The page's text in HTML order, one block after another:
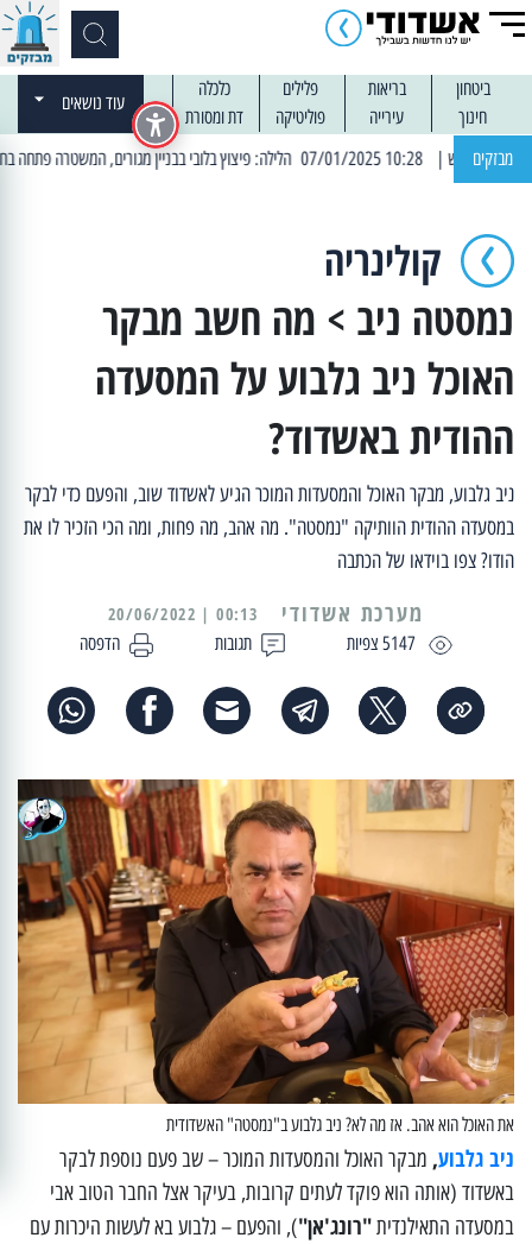
ביטחון בריאות פלילים
כלכלה
חינוך
עירייה פוליטיקה דת ומסורת
עוד נושאים
מבזקים
| 10:28 07/01/2025 הלילה: פיצוץ בלובי בבניין מגורים, המשטרה פתחה בחקי | 10:31 07/01/2025 הרב שלמה כהן רב אמית י' אשדוד, נבחר למורה המאה
קולינריה
נמסטה ניב > מה חשב מבקר
האוכל ניב גלבוע על המסעדה
ההודית באשדוד?
ניב גלבוע, מבקר האוכל והמסעדות המוכר הגיע לאשדוד שוב, והפעם כדי לבקר
במסעדה ההודית הוותיקה "נמסטה". מה אהב, מה פחות, ומה הכי הזכיר לו את
הודו? צפו בוידאו של הכתבה
5147 צפיות תגובות הדפסה
מערכת אשדודי 00:13 | 20/06/2022
את האוכל הוא אהב. אז מה לא? ניב גלבוע ב"נמסטה" האשדודית
ניב גלבוע, מבקר האוכל והמסעדות המוכר – שב פעם נוספת לבקר
באשדוד (אותה הוא פוקד לעתים קרובות, בעיקר אצל החבר הטוב אבי
במסעדה התאילנדית"רונג'אן"), והפעם – גלבוע בא לעשות היכרות עם